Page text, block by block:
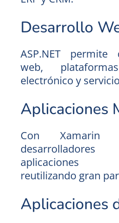
Desarrollo
ASP.NET permite
web,
electrónico y
Aplicaciones
Con
aplicaciones
reutilizando gran
Aplicaciones